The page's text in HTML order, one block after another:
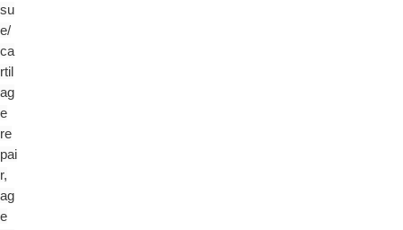
su
e/
ca
rtil
ag
e
re
pai
r,
ag
e